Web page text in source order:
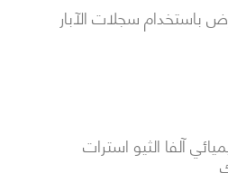
باستخدام سجلات الآبار
آلفا الثيو استرات